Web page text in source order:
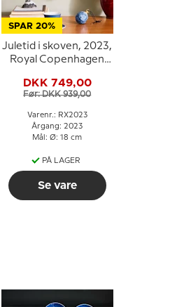
SPAR 20%
Juletid i skoven, 2023,
Royal Copenhagen
DKK 749,00
Før: DKK 939,00
Varenr.: RX2023
Årgang: 2023
Mål: Ø: 18 cm
PÅ LAGER
Se vare